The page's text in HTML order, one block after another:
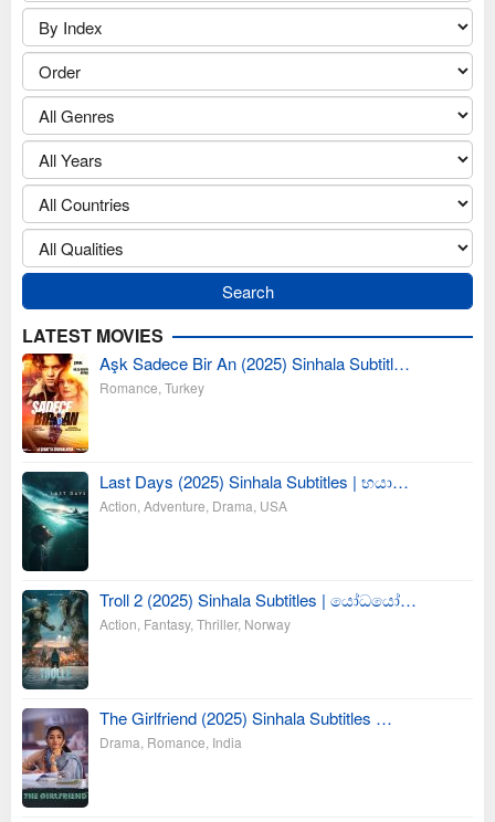
LATEST MOVIES
Aşk Sadece Bir An (2025) Sinhala Subtitl…
Romance Turkey
Last Days (2025) Sinhala Subtitles | භයා…
Action Adventure Drama USA
Troll 2 (2025) Sinhala Subtitles | යෝධයෝ…
Action Fantasy, Thriller, Norway
The Girlfriend (2025) Sinhala Subtitles …
Drama Romance India